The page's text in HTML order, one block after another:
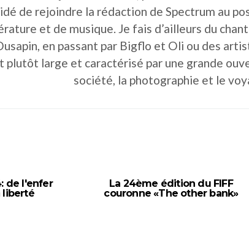
de rejoindre la rédaction de Spectrum au
et de musique. Je fais d’ailleurs du
en passant par Bigflo et Oli ou des
plutôt large et caractérisé par une grande
société, la photographie et le
de l'enfer
liberté
La 24ème édition du FIFF
couronne «The other bank»